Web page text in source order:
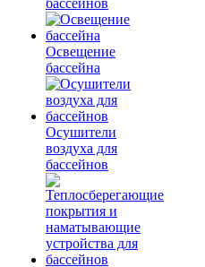
бассейнов
Освещение
бассейна
Осушители
воздуха для
бассейнов